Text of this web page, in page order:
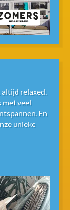
relaxed.
met veel
En
unieke